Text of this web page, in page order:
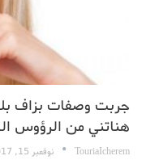
جربت وصفات بزاف
هناتني من الرؤوس
TouriaIcherem نوفمبر 15, 2017